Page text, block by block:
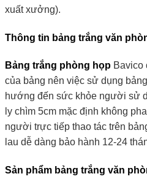
xuất xưởng).
Thông tin bảng trắng văn
Bảng trắng phòng họpBavico
của bảng nên việc sử dụng
hướng đến sức khỏe người sử
ly chìm 5cm mặc định không
người trực tiếp thao tác trên
lau dễ dàng bảo hành 12-24
Sản phẩm bảng trắng văn